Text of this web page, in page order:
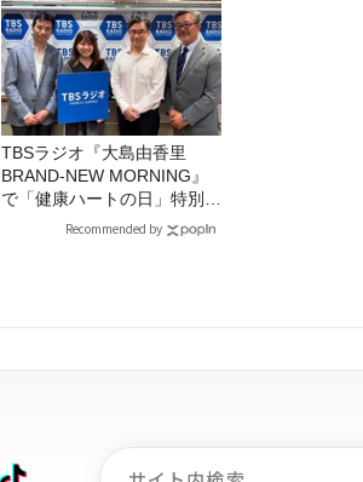
TBSラジオ『大島由香里
BRAND-NEW MORNING』
で「健康ハートの日」特別企
画を8/10（月）に放送
Recommended by